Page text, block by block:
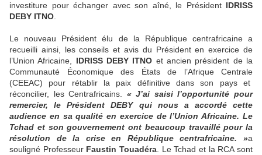
investiture pour échanger avec son aîné, le Président IDRISS
DEBY ITNO
Le nouveau Président élu de la République centrafricaine a
recueilli ainsi, les conseils et avis du Président en exercice de
l’Union Africaine, IDRISS DEBY ITNO et ancien président de la
Communauté Économique des États de l’Afrique Centrale
(CEEAC) pour rétablir la paix définitive dans son pays et
réconcilier, les Centrafricains. « J’ai saisi l’opportunité pour
remercier, le Président DEBY qui nous a accordé cette
audience en sa qualité en exercice de l’Union Africaine. Le
Tchad et son gouvernement ont beaucoup travaillé pour la
résolution de la crise en République centrafricaine. »a
souligné Professeur Faustin Touadéra . Le Tchad et la RCA sont